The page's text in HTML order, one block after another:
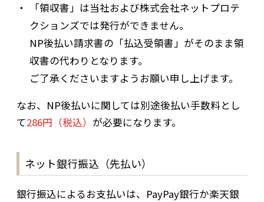
「領収書」は当社および株式会社ネットプロテ
クションズでは発行ができません。
NP後払い請求書の「払込受領書」がそのまま領
収書の代わりとなります。
ご了承くださいますようお願い申し上げます。
なお、NP後払いに関しては別途後払い手数料とし
て286円（税込） が必要になります。
ネット銀行振込（先払い）
銀行振込によるお支払いは、PayPay銀行か楽天銀